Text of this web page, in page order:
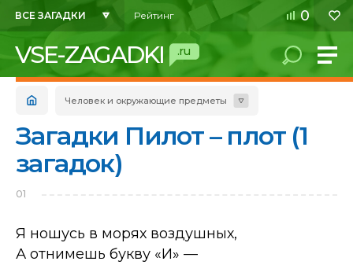
ВСЕ ЗАГАДКИ Рейтинг 0
VSE-ZAGADKI .ru
Человек и окружающие предметы
Загадки Пилот – плот (1
загадок)
01
Я ношусь в морях воздушных,
А отнимешь букву «И» —